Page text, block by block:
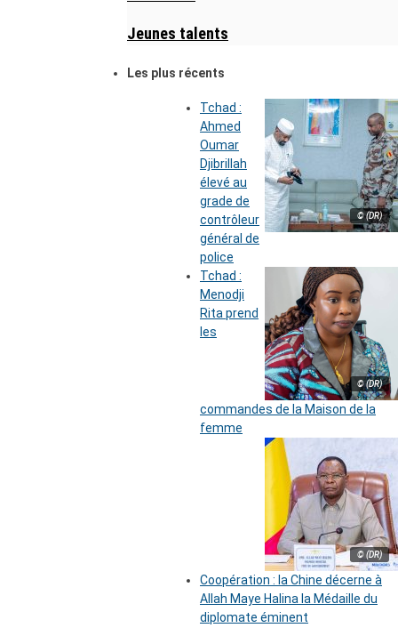
Jeunes talents
Les plus récents
© (DR)
Tchad :
Ahmed
Oumar
Djibrillah
élevé au
grade de
contrôleur
général de
police
© (DR)
Tchad :
Menodji
Rita prend
les
commandes de la Maison de la
femme
© (DR)
Coopération : la Chine décerne à
Allah Maye Halina la Médaille du
diplomate éminent